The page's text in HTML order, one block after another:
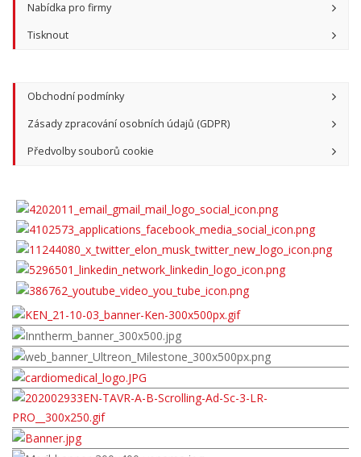
Nabídka pro firmy
Tisknout
Obchodní podmínky
Zásady zpracování osobních údajů (GDPR)
Předvolby souborů cookie